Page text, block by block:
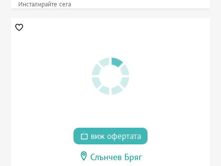
Инсталирайте сега
виж офертата
Слънчев Бряг